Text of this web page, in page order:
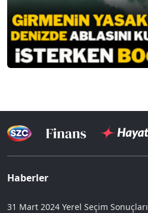
Haberler
31 Mart 2024 Yerel Seçim Sonuçları